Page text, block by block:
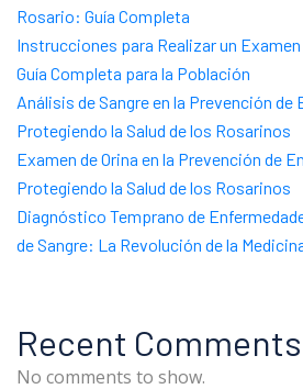
Rosario: Guía Completa
Instrucciones para Realizar un
Guía Completa para la Población
Análisis de Sangre en la Prevención de
Protegiendo la Salud de los Rosarinos
Examen de Orina en la Prevención de
Protegiendo la Salud de los Rosarinos
Diagnóstico Temprano de
de Sangre: La Revolución de la
Recent Comments
No comments to show.